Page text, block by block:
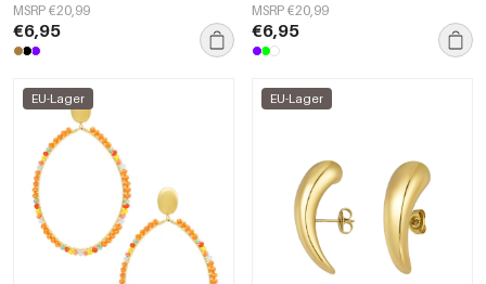
MSRP €20,99
€6,95
MSRP €20,99
€6,95
EU-Lager EU-Lager